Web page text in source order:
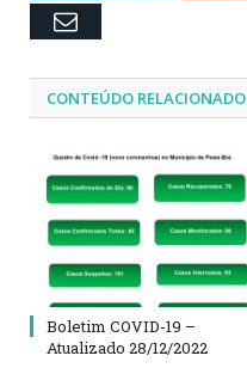
Email
CONTEÚDO RELACIONADO
Boletim COVID-19 –
Atualizado 28/12/2022